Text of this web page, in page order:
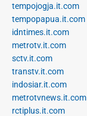
tempojogja.it.com
tempopapua.it.com
idntimes.it.com
metrotv.it.com
sctv.it.com
transtv.it.com
indosiar.it.com
metrotvnews.it.com
rctiplus.it.com